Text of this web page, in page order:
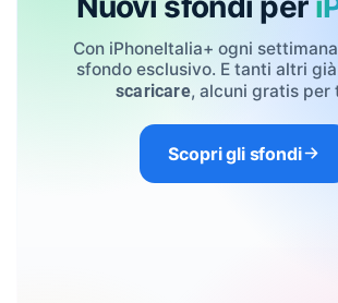
Con iPhoneItalia+ ogni
sfondo esclusivo. E tanti altri già
scaricare, alcuni gratis per
Scopri gli sfondi